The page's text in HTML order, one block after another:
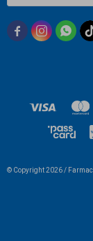
  
© Copyright 2026 /